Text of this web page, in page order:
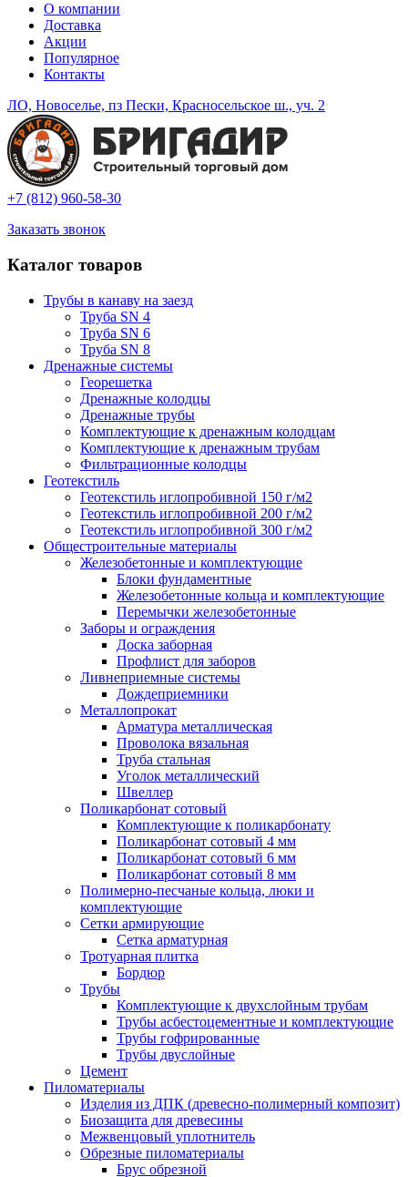
О компании
Доставка
Акции
Популярное
Контакты
ЛО, Новоселье, пз Пески, Красносельское ш., уч. 2
+7 (812) 960-58-30
Заказать звонок
Каталог товаров
Трубы в канаву на заезд
Труба SN 4
Труба SN 6
Труба SN 8
Дренажные системы
Георешетка
Дренажные колодцы
Дренажные трубы
Комплектующие к дренажным колодцам
Комплектующие к дренажным трубам
Фильтрационные колодцы
Геотекстиль
Геотекстиль иглопробивной 150 г/м2
Геотекстиль иглопробивной 200 г/м2
Геотекстиль иглопробивной 300 г/м2
Общестроительные материалы
Железобетонные и комплектующие
Блоки фундаментные
Железобетонные кольца и комплектующие
Перемычки железобетонные
Заборы и ограждения
Доска заборная
Профлист для заборов
Ливнеприемные системы
Дождеприемники
Металлопрокат
Арматура металлическая
Проволока вязальная
Труба стальная
Уголок металлический
Швеллер
Поликарбонат сотовый
Комплектующие к поликарбонату
Поликарбонат сотовый 4 мм
Поликарбонат сотовый 6 мм
Поликарбонат сотовый 8 мм
Полимерно-песчаные кольца, люки и
комплектующие
Сетки армирующие
Сетка арматурная
Тротуарная плитка
Бордюр
Трубы
Комплектующие к двухслойным трубам
Трубы асбестоцементные и комплектующие
Трубы гофрированные
Трубы двуслойные
Цемент
Пиломатериалы
Изделия из ДПК (древесно-полимерный композит)
Биозащита для древесины
Межвенцовый уплотнитель
Обрезные пиломатериалы
Брус обрезной